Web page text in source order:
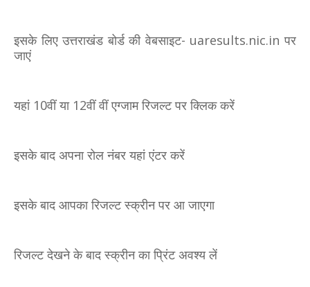
इसके लिए उत्तराखंड बोर्ड की वेबसाइट- uaresults.nic.in पर
जाएं
यहां 10वीं या 12वीं वीं एग्जाम रिजल्ट पर क्लिक करें
इसके बाद अपना रोल नंबर यहां एंटर करें
इसके बाद आपका रिजल्ट स्क्रीन पर आ जाएगा
रिजल्ट देखने के बाद स्क्रीन का प्रिंट अवश्य लें